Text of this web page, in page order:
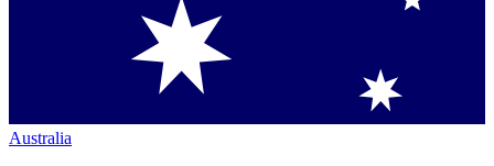
Australia